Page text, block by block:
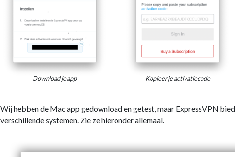
Download je app Kopieer je activatiecode
Wij hebben de Mac app gedownload en getest, maar ExpressVPN
verschillende systemen. Zie ze hieronder allemaal.